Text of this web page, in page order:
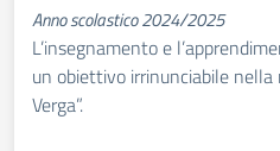
Anno scolastico 2024/2025
L’insegnamento e
un obiettivo irrinunciabile nella
Verga”.